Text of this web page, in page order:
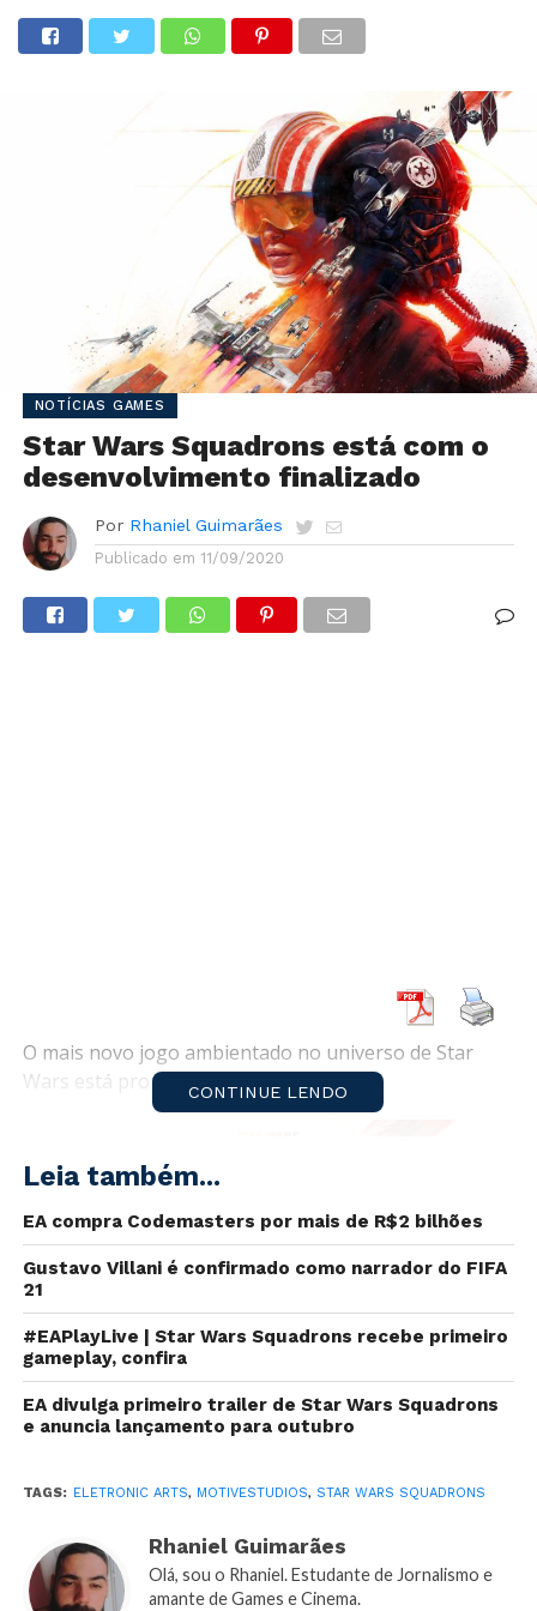
NOTÍCIAS GAMES
Star Wars Squadrons está com o
desenvolvimento finalizado
Por Rhaniel Guimarães
Publicado em 11/09/2020
O mais novo jogo ambientado no universo de Star
Wars está pronto para ser lançado.
Ogameque está sendo desenvolvido pela Motive
Gold. Ou seja, está pronto para ser lançado no
próximo dia 02 de Outubro.
CONTINUE LENDO
Leia também...
EA compra Codemasters por mais de R$2 bilhões
Gustavo Villani é confirmado como narrador do FIFA
21
#EAPlayLive | Star Wars Squadrons recebe primeiro
gameplay, confira
EA divulga primeiro trailer de Star Wars Squadrons
e anuncia lançamento para outubro
TAGS: ELETRONIC ARTS, MOTIVESTUDIOS, STAR WARS SQUADRONS
Rhaniel Guimarães
Olá, sou o Rhaniel. Estudante de Jornalismo e
amante de Games e Cinema.